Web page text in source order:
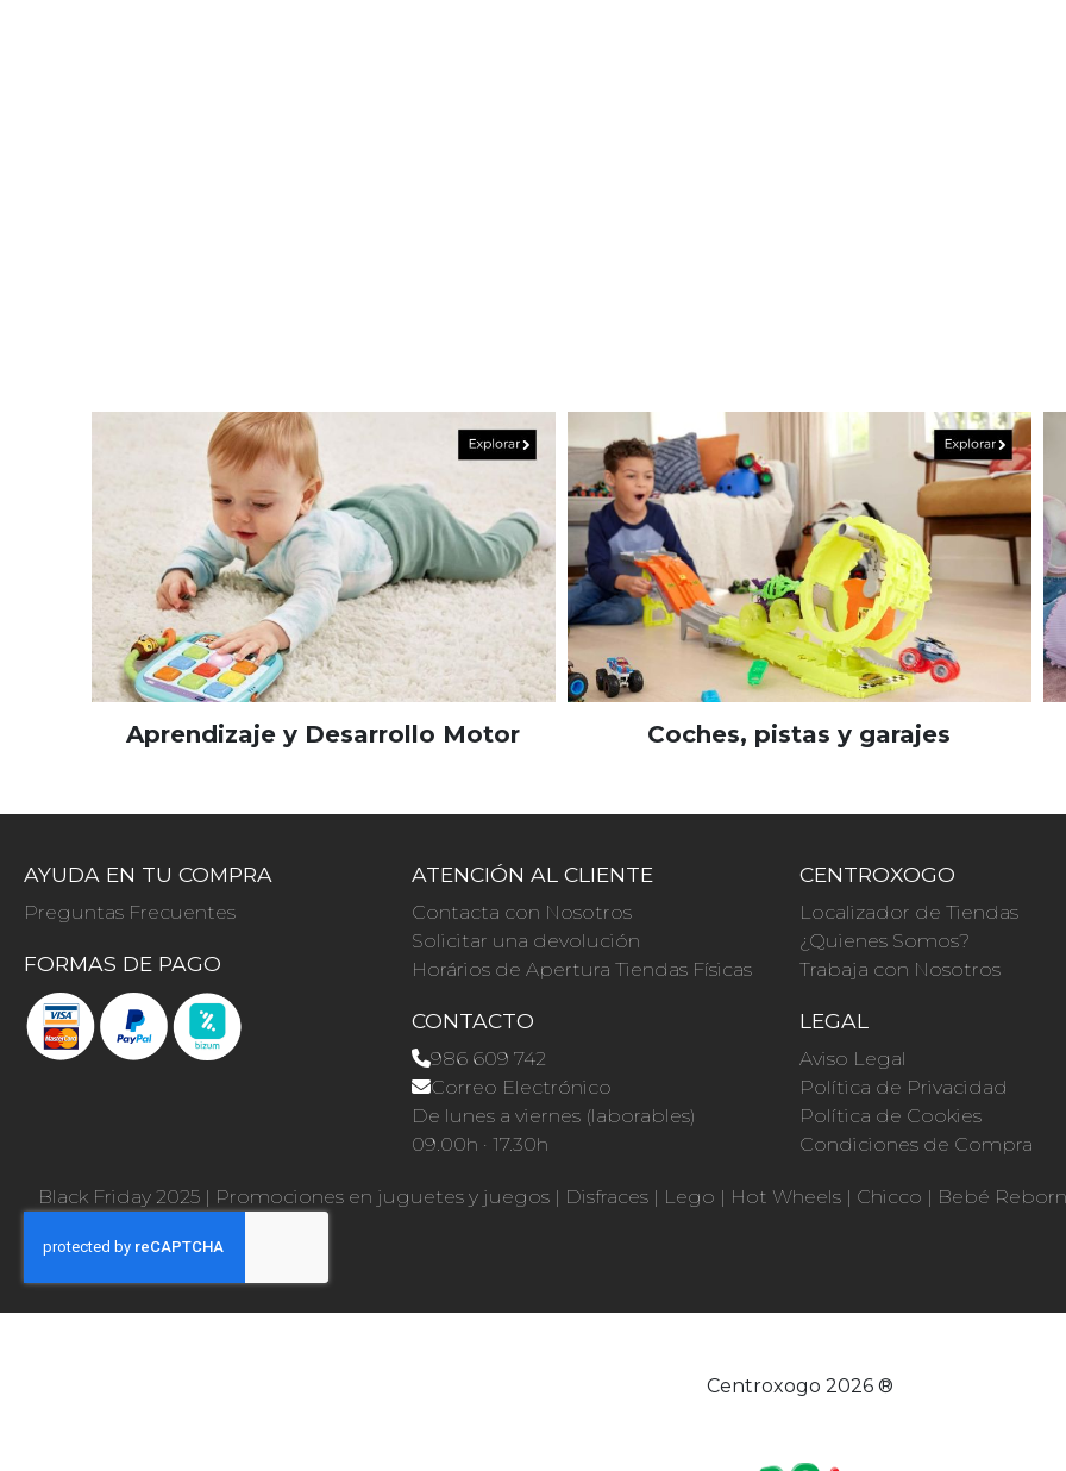
Aprendizaje y Desarrollo Motor Coches, pistas y garajes
AYUDA EN TU COMPRA
Preguntas Frecuentes
FORMAS DE PAGO
ATENCIÓN AL CLIENTE
Contacta con Nosotros
Solicitar una devolución
Horários de Apertura Tiendas Físicas
CONTACTO
986 609 742
Correo Electrónico
De lunes a viernes (laborables)
09.00h · 17.30h
CENTROXOGO
Localizador de Tiendas
¿Quienes Somos?
Trabaja con Nosotros
LEGAL
Aviso Legal
Política de Privacidad
Política de Cookies
Condiciones de Compra
Black Friday 2025 | Promociones en juguetes y juegos | Disfraces | Lego | Hot Wheels | Chicco | Bebé Reborn
Centroxogo 2026 ®